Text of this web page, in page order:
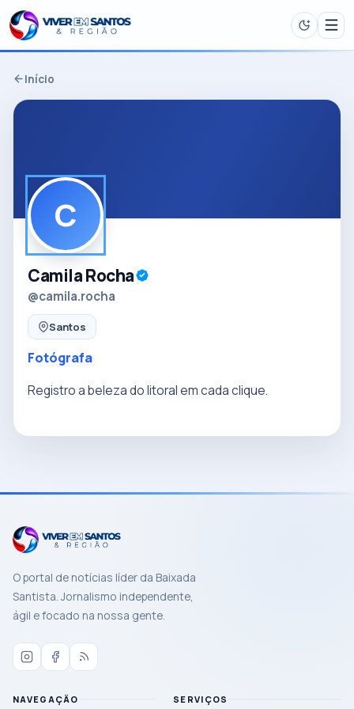
Início
C
Camila Rocha
@camila.rocha
Santos
Fotógrafa
Registro a beleza do litoral em cada clique.
O portal de notícias líder da Baixada
Santista. Jornalismo independente,
ágil e focado na nossa gente.
NAVEGAÇÃO SERVIÇOS